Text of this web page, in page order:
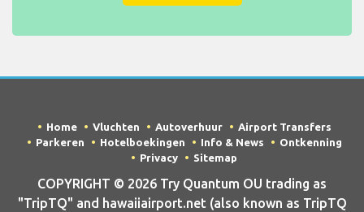
Home Vluchten Autoverhuur
Airport Transfers
Parkeren
Hotelboekingen Info & News
Ontkenning
Privacy
Sitemap
COPYRIGHT © 2026 Try Quantum OU trading as
"TripTQ" and hawaiiairport.net (also known as TripTQ